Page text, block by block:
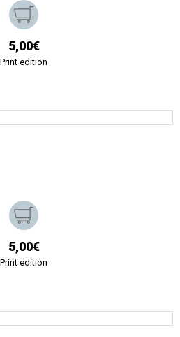
5,00€
Print edition
5,00€
Print edition